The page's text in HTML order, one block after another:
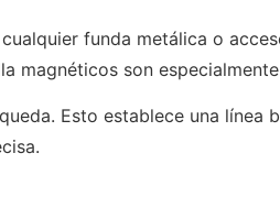
funda metálica o
magnéticos son
Esto establece una línea